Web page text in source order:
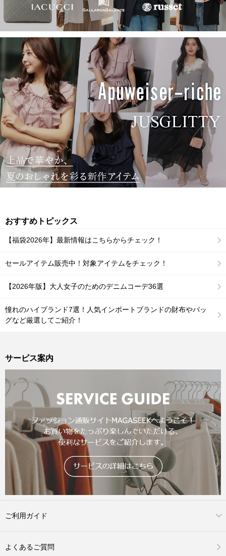
おすすめトピックス
【福袋2026年】最新情報はこちらからチェック！
セールアイテム販売中！対象アイテムをチェック！
【2026年版】大人女子のためのデニムコーデ36選
憧れのハイブランド7選！人気インポートブランドの財布やバッ
グなど厳選してご紹介！
サービス案内
ご利用ガイド
よくあるご質問